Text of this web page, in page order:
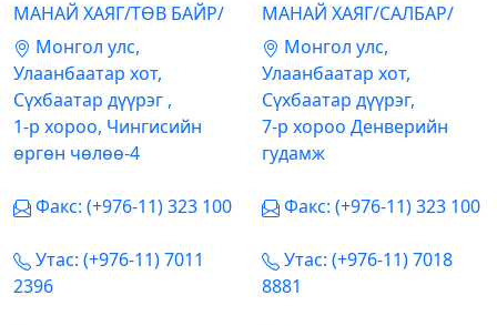
МАНАЙ ХАЯГ/ТӨВ БАЙР/
Mонгол улс,
Улаанбаатар хот,
Сүхбаатар дүүрэг ,
1-р хороо, Чингисийн
өргөн чөлөө-4
Факс: (+976-11) 323 100
Утас: (+976-11) 7011
2396
МАНАЙ ХАЯГ/САЛБАР/
Mонгол улс,
Улаанбаатар хот,
Сүхбаатар дүүрэг,
7-р хороо Денверийн
гудамж
Факс: (+976-11) 323 100
Утас: (+976-11) 7018
8881